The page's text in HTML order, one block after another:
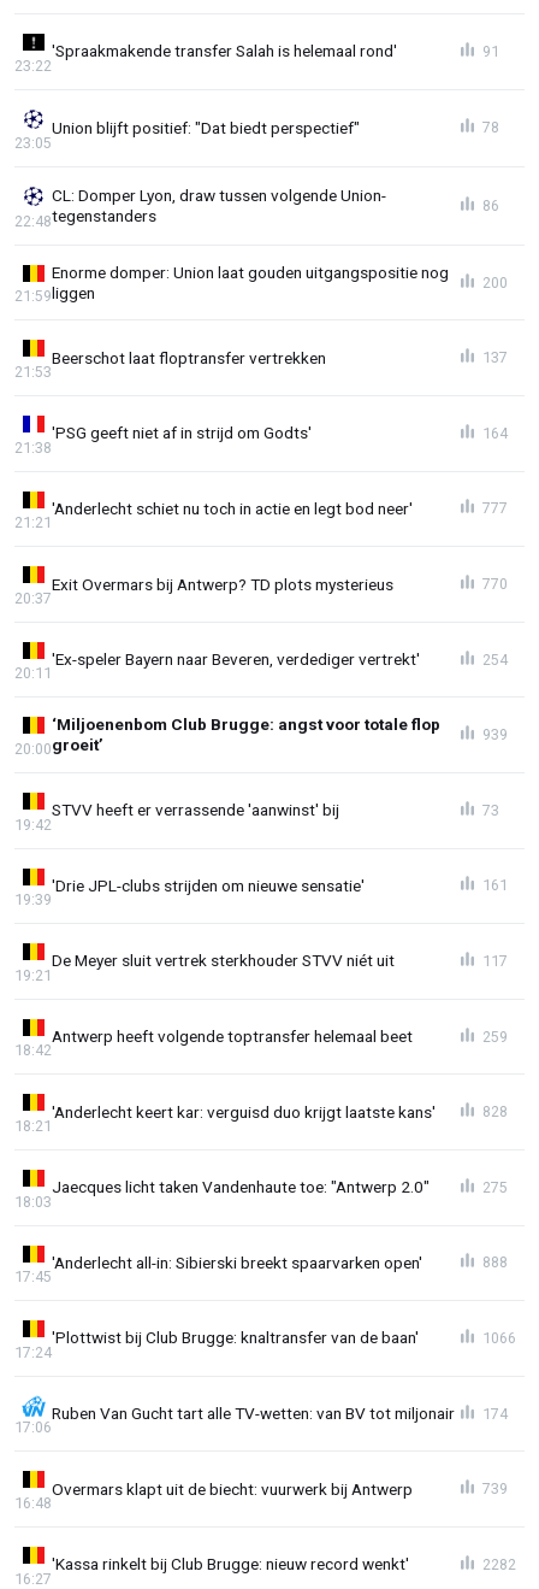
'Spraakmakende transfer Salah is helemaal rond'
23:22
91
Union blijft positief: "Dat biedt perspectief"
23:05
78
CL: Domper Lyon, draw tussen volgende Union-
tegenstanders
22:48
86
Enorme domper: Union laat gouden uitgangspositie nog
liggen
21:59
200
Beerschot laat floptransfer vertrekken
21:53
137
'PSG geeft niet af in strijd om Godts'
21:38
164
'Anderlecht schiet nu toch in actie en legt bod neer'
21:21
777
Exit Overmars bij Antwerp? TD plots mysterieus
20:37
770
'Ex-speler Bayern naar Beveren, verdediger vertrekt'
20:11
254
‘Miljoenenbom Club Brugge: angst voor totale flop
groeit’
20:00
939
STVV heeft er verrassende 'aanwinst' bij
19:42
73
'Drie JPL-clubs strijden om nieuwe sensatie'
19:39
161
De Meyer sluit vertrek sterkhouder STVV niét uit
19:21
117
Antwerp heeft volgende toptransfer helemaal beet
18:42
259
'Anderlecht keert kar: verguisd duo krijgt laatste kans'
18:21
828
Jaecques licht taken Vandenhaute toe: "Antwerp 2.0"
18:03
275
'Anderlecht all-in: Sibierski breekt spaarvarken open'
17:45
888
'Plottwist bij Club Brugge: knaltransfer van de baan'
17:24
1066
Ruben Van Gucht tart alle TV-wetten: van BV tot miljonair
17:06
174
Overmars klapt uit de biecht: vuurwerk bij Antwerp
16:48
739
'Kassa rinkelt bij Club Brugge: nieuw record wenkt'
16:27
2282